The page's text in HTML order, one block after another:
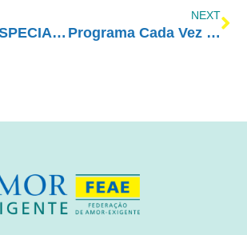
ENCARTE ESPECIAL – JUNHO/2024
NEXT
Programa Cada Vez Melhor com Amor-Exigente – Maconha: As consequências do uso